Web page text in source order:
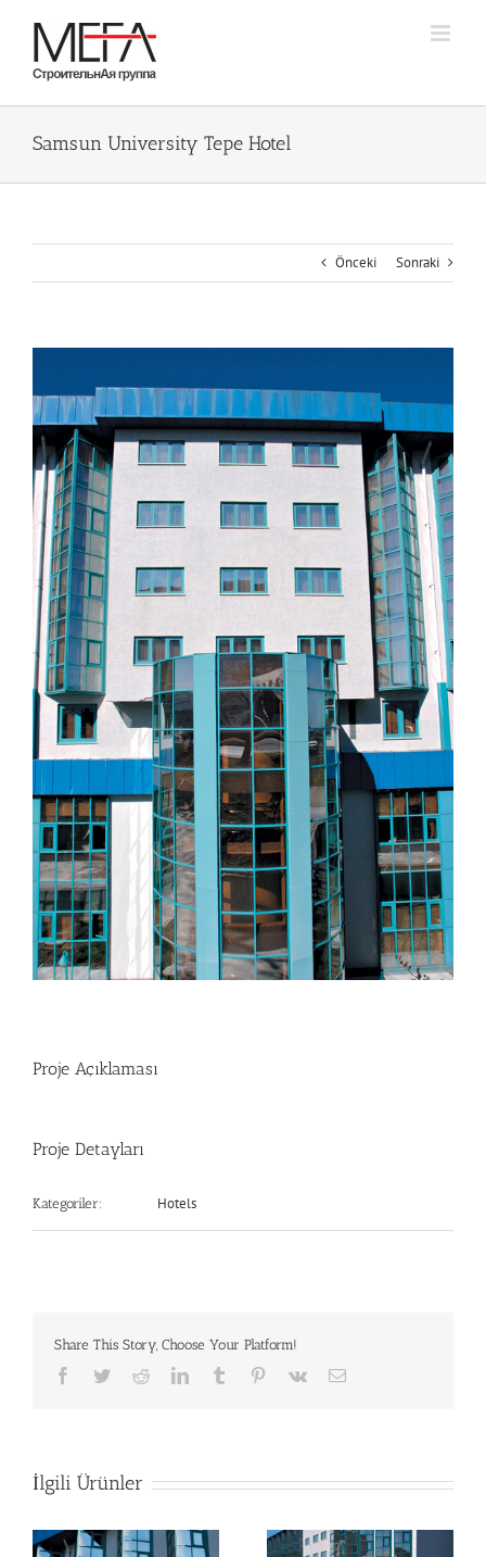
Samsun University Tepe Hotel
Önceki Sonraki
Görüntüle
Proje Açıklaması
Proje Detayları
Kategoriler: Hotels
Share This Story, Choose Your Platform!
Facebook
TwitterRedditLinkedInTumblr Pinterest
Vk
E-
İlgili Ürünler